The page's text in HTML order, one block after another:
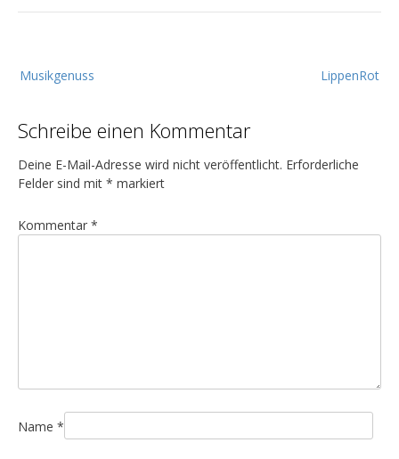
e
t
r
a
s
a
i
LippenRot
Musikgenuss
Schreibe einen Kommentar
Deine E-Mail-Adresse wird nicht veröffentlicht. Erforderliche
Felder sind mit * markiert
Kommentar *
Name *